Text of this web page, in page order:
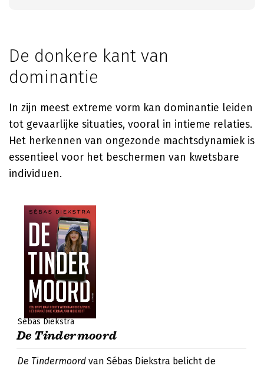
De donkere kant van
dominantie
In zijn meest extreme vorm kan dominantie leiden
tot gevaarlijke situaties, vooral in intieme relaties.
Het herkennen van ongezonde machtsdynamiek is
essentieel voor het beschermen van kwetsbare
individuen.
Sébas Diekstra
De Tindermoord
De Tindermoord van Sébas Diekstra belicht de